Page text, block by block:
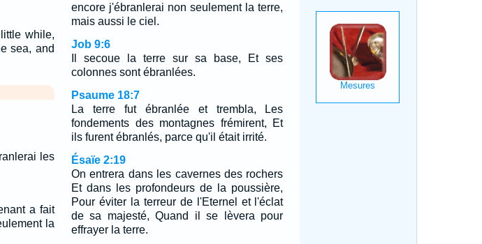
while,
sea, and
les
a fait
la
encore j'ébranlerai non seulement la terre,
mais aussi le ciel.
Job 9:6
Il secoue la terre sur sa base, Et ses
colonnes sont ébranlées.
Psaume 18:7
La terre fut ébranlée et trembla, Les
fondements des montagnes frémirent, Et
ils furent ébranlés, parce qu'il était irrité.
Ésaïe 2:19
On entrera dans les cavernes des rochers
Et dans les profondeurs de la poussière,
Pour éviter la terreur de l'Eternel et l'éclat
de sa majesté, Quand il se lèvera pour
effrayer la terre.